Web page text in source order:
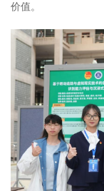
价值。